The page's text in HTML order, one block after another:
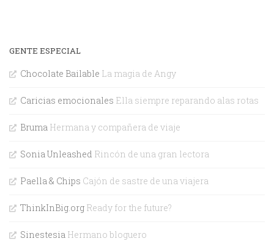
GENTE ESPECIAL
Chocolate Bailable La magia de Angy
Caricias emocionales Ella siempre reparando alas rotas
Bruma Hermana y compañera de viaje
Sonia Unleashed Rincón de una gran lectora
Paella & Chips Cajón de sastre de una viajera
ThinkInBig.org Ready for the future?
Sinestesia Hermano bloguero